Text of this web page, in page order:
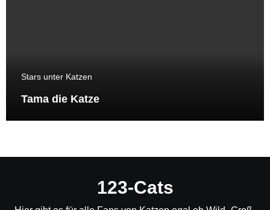
Stars unter Katzen
Tama die Katze
123-Cats